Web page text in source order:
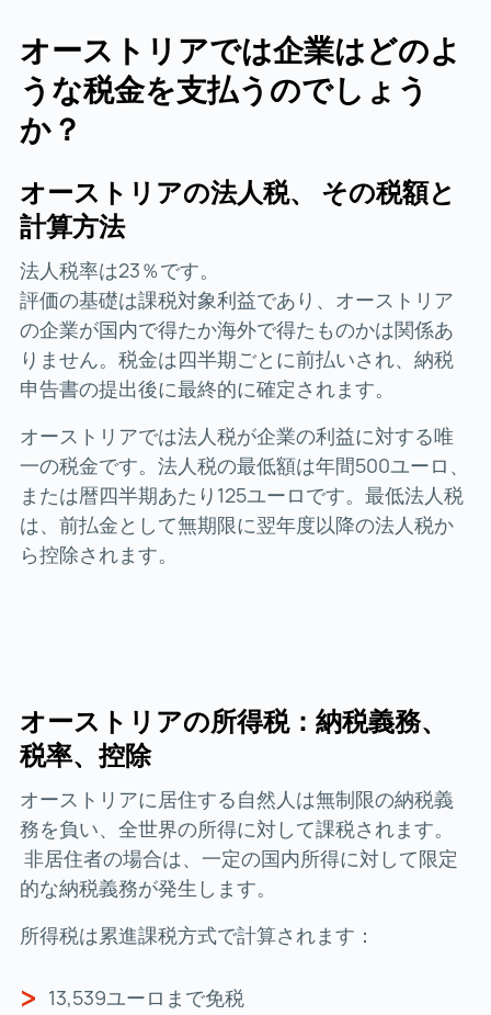
オーストリアでは企業はどのよ
うな税金を支払うのでしょう
か？
オーストリアの法人税、 その税額と
計算方法
法人税率は23％です。
評価の基礎は課税対象利益であり、オーストリア
の企業が国内で得たか海外で得たものかは関係あ
りません。税金は四半期ごとに前払いされ、納税
申告書の提出後に最終的に確定されます。
オーストリアでは法人税が企業の利益に対する唯
一の税金です。法人税の最低額は年間500ユーロ、
または暦四半期あたり125ユーロです。最低法人税
は、前払金として無期限に翌年度以降の法人税か
ら控除されます。
オーストリアの所得税：納税義務、
税率、控除
オーストリアに居住する自然人は無制限の納税義
務を負い、全世界の所得に対して課税されます。
非居住者の場合は、一定の国内所得に対して限定
的な納税義務が発生します。
所得税は累進課税方式で計算されます：
13,539ユーロまで免税